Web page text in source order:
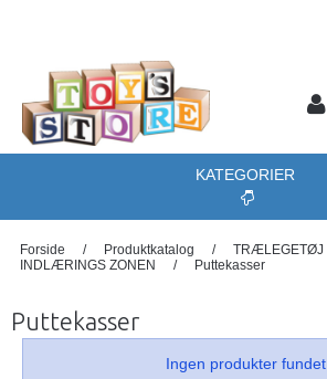
KATEGORIER
Forside / Produktkatalog / TRÆLEGETØJ
INDLÆRINGS ZONEN
/ Puttekasser
Puttekasser
Ingen produkter fundet.